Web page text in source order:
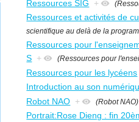
Ressources SIG +
Ressources et activités de
scientifique au delà de la
Ressources pour
S + (Ressources pour
Ressources pour les lycéens
Introduction au son
Robot NAO + (Robot NAO)
Portrait:Rose Dieng : fin